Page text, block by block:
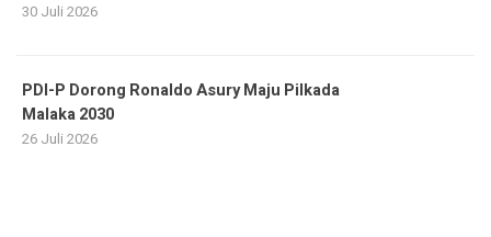
30 Juli 2026
PDI-P Dorong Ronaldo Asury Maju Pilkada
Malaka 2030
26 Juli 2026